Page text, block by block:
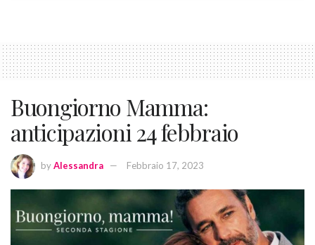
Buongiorno Mamma:
anticipazioni 24 febbraio
byAlessandra Febbraio 17, 2023